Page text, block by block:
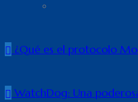
¿Qué es el protocolo
WatchDog: Una